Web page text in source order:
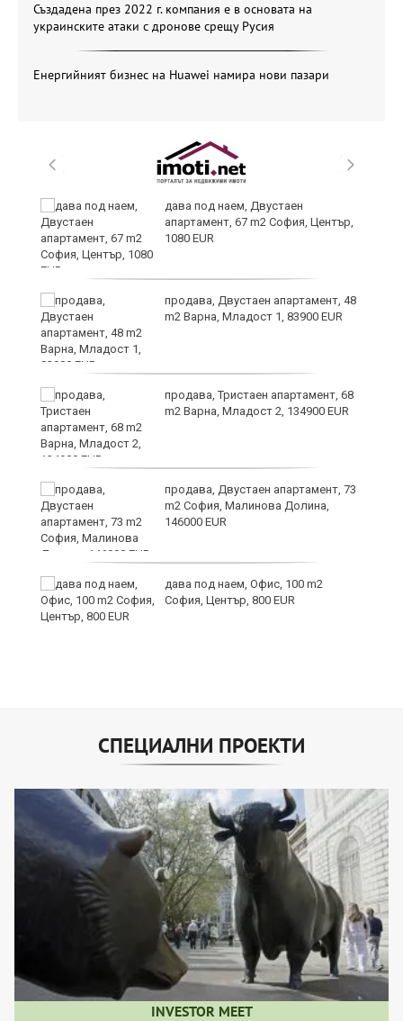
Създадена през 2022 г. компания е в основата на
украинските атаки с дронове срещу Русия
Енергийният бизнес на Huawei намира нови пазари
дава под наем, Двустаен
апартамент, 67 m2 София, Център,
1080 EUR
продава, Двустаен апартамент, 48
m2 Варна, Младост 1, 83900 EUR
продава, Тристаен апартамент, 68
m2 Варна, Младост 2, 134900 EUR
продава, Двустаен апартамент, 73
m2 София, Малинова Долина,
146000 EUR
дава под наем, Офис, 100 m2
София, Център, 800 EUR
СПЕЦИАЛНИ ПРОЕКТИ
INVESTOR MEET